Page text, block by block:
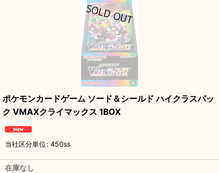
ポケモンカードゲーム ソード＆シールド ハイクラスパッ
ク VMAXクライマックス 1BOX
当社区分単位: 450ss
在庫なし